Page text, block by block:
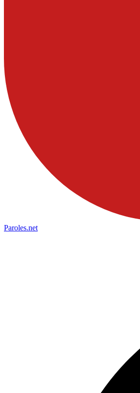
Paroles.net